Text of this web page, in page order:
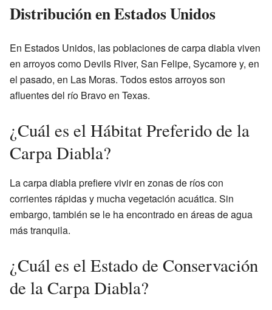
Distribución en Estados Unidos
En Estados Unidos, las poblaciones de carpa diabla viven
en arroyos como Devils River, San Felipe, Sycamore y, en
el pasado, en Las Moras. Todos estos arroyos son
afluentes del río Bravo en Texas.
¿Cuál es el Hábitat Preferido de la
Carpa Diabla?
La carpa diabla prefiere vivir en zonas de ríos con
corrientes rápidas y mucha vegetación acuática. Sin
embargo, también se le ha encontrado en áreas de agua
más tranquila.
¿Cuál es el Estado de Conservación
de la Carpa Diabla?